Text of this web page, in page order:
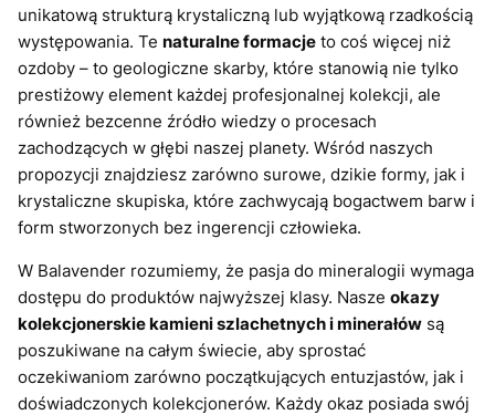
unikatową strukturą krystaliczną lub wyjątkową rzadkością
występowania. Te naturalne formacje to coś więcej niż
ozdoby – to geologiczne skarby, które stanowią nie tylko
prestiżowy element każdej profesjonalnej kolekcji, ale
również bezcenne źródło wiedzy o procesach
zachodzących w głębi naszej planety. Wśród naszych
propozycji znajdziesz zarówno surowe, dzikie formy, jak i
krystaliczne skupiska, które zachwycają bogactwem barw i
form stworzonych bez ingerencji człowieka.
W Balavender rozumiemy, że pasja do mineralogii wymaga
dostępu do produktów najwyższej klasy. Nasze okazy
kolekcjonerskie kamieni szlachetnych i minerałów są
poszukiwane na całym świecie, aby sprostać
oczekiwaniom zarówno początkujących entuzjastów, jak i
doświadczonych kolekcjonerów. Każdy okaz posiada swój